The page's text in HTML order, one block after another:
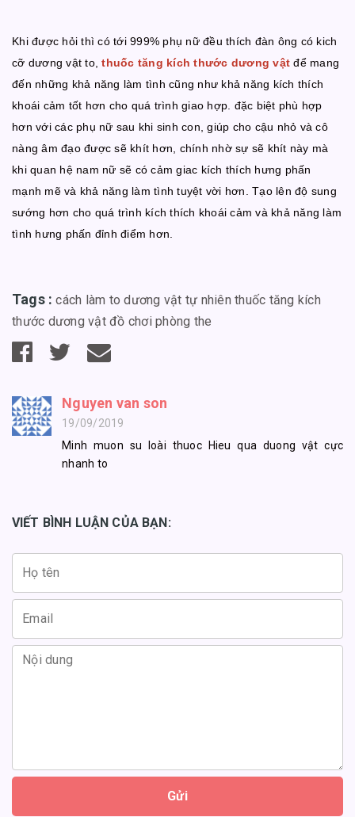
Khi được hỏi thì có tới 999% phụ nữ đều thích đàn ông có kich
cỡ dương vật to,thuốc tăng kích thước dương vật để mang
đến những khả năng làm tình cũng như khả năng kích thích
khoái cảm tốt hơn cho quá trình giao hợp. đặc biệt phù hợp
hơn với các phụ nữ sau khi sinh con, giúp cho cậu nhỏ và cô
nàng âm đạo được sẽ khít hơn, chính nhờ sự sẽ khít này mà
khi quan hệ nam nữ sẽ có cảm giac kích thích hưng phấn
mạnh mẽ và khả năng làm tình tuyệt vời hơn. Tạo lên độ sung
sướng hơn cho quá trình kích thích khoái cảm và khả năng làm
tình hưng phấn đỉnh điểm hơn.
Tags :cách làm to dương vật tự nhiên thuốc tăng kích
thước dương vật đồ chơi phòng the
Nguyen van son
19/09/2019
Minh muon su loài thuoc Hieu qua duong vật cực
nhanh to
VIẾT BÌNH LUẬN CỦA BẠN:
Gửi